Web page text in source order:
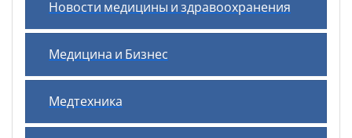
Новости медицины и здравоохранения
Медицина и Бизнес
Медтехника